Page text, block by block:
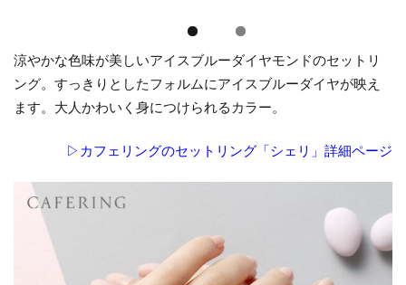
涼やかな色味が美しいアイスブルーダイヤモンドのセットリ
ング。すっきりとしたフォルムにアイスブルーダイヤが映え
ます。大人かわいく身につけられるカラー。
▷カフェリングのセットリング「シェリ」詳細ページ